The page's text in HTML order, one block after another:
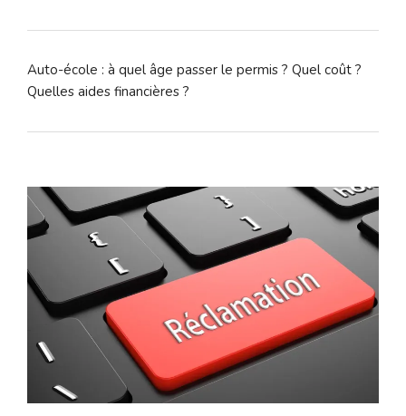
Auto-école : à quel âge passer le permis ? Quel coût ?
Quelles aides financières ?